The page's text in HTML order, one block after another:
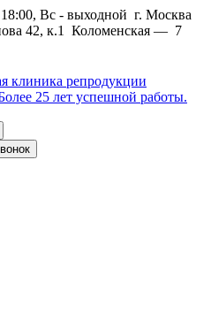
Вс - выходной г. Москва
42, к.1
Коломенская — 7
клиника репродукции
25 лет успешной работы.